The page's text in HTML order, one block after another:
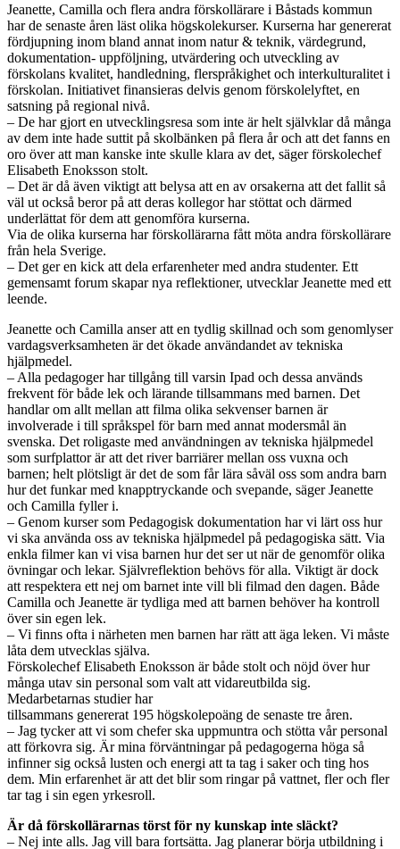
Jeanette, Camilla och flera andra förskollärare i Båstads kommun
har de senaste åren läst olika högskolekurser. Kurserna har genererat
fördjupning inom bland annat inom natur & teknik, värdegrund,
dokumentation- uppföljning, utvärdering och utveckling av
förskolans kvalitet, handledning, flerspråkighet och interkulturalitet i
förskolan. Initiativet finansieras delvis genom förskolelyftet, en
satsning på regional nivå.
– De har gjort en utvecklingsresa som inte är helt självklar då många
av dem inte hade suttit på skolbänken på flera år och att det fanns en
oro över att man kanske inte skulle klara av det, säger förskolechef
Elisabeth Enoksson stolt.
– Det är då även viktigt att belysa att en av orsakerna att det fallit så
väl ut också beror på att deras kollegor har stöttat och därmed
underlättat för dem att genomföra kurserna.
Via de olika kurserna har förskollärarna fått möta andra förskollärare
från hela Sverige.
– Det ger en kick att dela erfarenheter med andra studenter. Ett
gemensamt forum skapar nya reflektioner, utvecklar Jeanette med ett
leende.
Jeanette och Camilla anser att en tydlig skillnad och som genomlyser
vardagsverksamheten är det ökade användandet av tekniska
hjälpmedel.
– Alla pedagoger har tillgång till varsin Ipad och dessa används
frekvent för både lek och lärande tillsammans med barnen. Det
handlar om allt mellan att filma olika sekvenser barnen är
involverade i till språkspel för barn med annat modersmål än
svenska. Det roligaste med användningen av tekniska hjälpmedel
som surfplattor är att det river barriärer mellan oss vuxna och
barnen; helt plötsligt är det de som får lära såväl oss som andra barn
hur det funkar med knapptryckande och svepande, säger Jeanette
och Camilla fyller i.
– Genom kurser som Pedagogisk dokumentation har vi lärt oss hur
vi ska använda oss av tekniska hjälpmedel på pedagogiska sätt. Via
enkla filmer kan vi visa barnen hur det ser ut när de genomför olika
övningar och lekar. Självreflektion behövs för alla. Viktigt är dock
att respektera ett nej om barnet inte vill bli filmad den dagen. Både
Camilla och Jeanette är tydliga med att barnen behöver ha kontroll
över sin egen lek.
– Vi finns ofta i närheten men barnen har rätt att äga leken. Vi måste
låta dem utvecklas själva.
Förskolechef Elisabeth Enoksson är både stolt och nöjd över hur
många utav sin personal som valt att vidareutbilda sig.
Medarbetarnas studier har
tillsammans genererat 195 högskolepoäng de senaste tre åren.
– Jag tycker att vi som chefer ska uppmuntra och stötta vår personal
att förkovra sig. Är mina förväntningar på pedagogerna höga så
infinner sig också lusten och energi att ta tag i saker och ting hos
dem. Min erfarenhet är att det blir som ringar på vattnet, fler och fler
tar tag i sin egen yrkesroll.
Är då förskollärarnas törst för ny kunskap inte släckt?
– Nej inte alls. Jag vill bara fortsätta. Jag planerar börja utbildning i